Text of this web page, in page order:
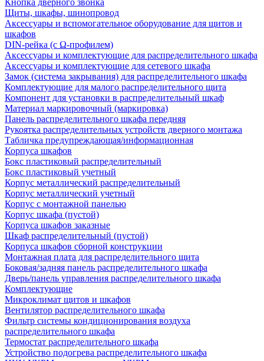
Кнопка дверного звонка
Щиты, шкафы, шинопровод
Аксессуары и вспомогательное оборудование для щитов и
шкафов
DIN-рейка (с Ω-профилем)
Аксессуары и комплектующие для распределительного шкафа
Аксессуары и комплектующие для сетевого шкафа
Замок (система закрывания) для распределительного шкафа
Комплектующие для малого распределительного щита
Компонент для установки в распределительный шкаф
Материал маркировочный (маркировка)
Панель распределительного шкафа передняя
Рукоятка распределительных устройств дверного монтажа
Табличка предупреждающая/информационная
Корпуса шкафов
Бокс пластиковый распределительный
Бокс пластиковый учетный
Корпус металлический распределительный
Корпус металлический учетный
Корпус с монтажной панелью
Корпус шкафа (пустой)
Корпуса шкафов заказные
Шкаф распределительный (пустой)
Корпуса шкафов сборной конструкции
Монтажная плата для распределительного щита
Боковая/задняя панель распределительного шкафа
Дверь/панель управления распределительного шкафа
Комплектующие
Микроклимат щитов и шкафов
Вентилятор распределительного шкафа
Фильтр системы кондиционирования воздуха
распределительного шкафа
Термостат распределительного шкафа
Устройство подогрева распределительного шкафа